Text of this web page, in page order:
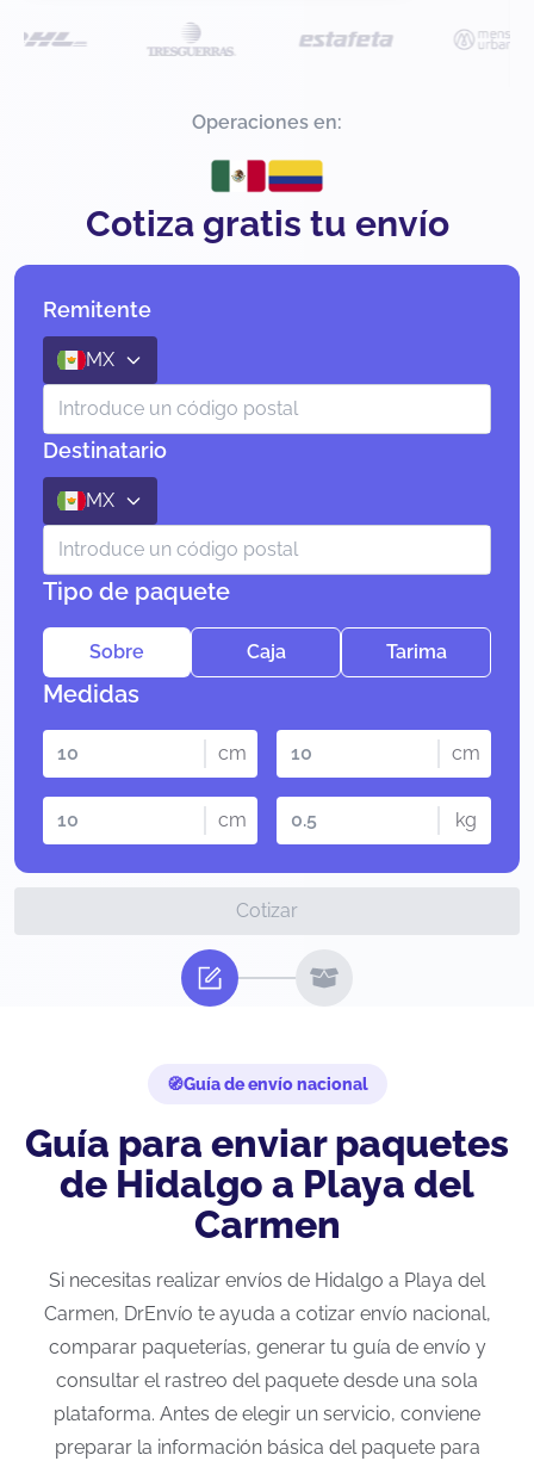
Operaciones en:
Cotiza gratis tu envío
Remitente
MX
Destinatario
MX
Tipo de paquete
Sobre Caja Tarima
Medidas
cm cm
cm kg
Cotizar
Guía de envío nacional
Guía para enviar paquetes
de Hidalgo a Playa del
Carmen
Si necesitas realizar envíos de Hidalgo a Playa del
Carmen, DrEnvío te ayuda a cotizar envío nacional,
comparar paqueterías, generar tu guía de envío y
consultar el rastreo del paquete desde una sola
plataforma. Antes de elegir un servicio, conviene
preparar la información básica del paquete para